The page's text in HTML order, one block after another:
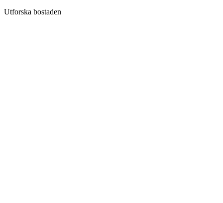
Utforska bostaden